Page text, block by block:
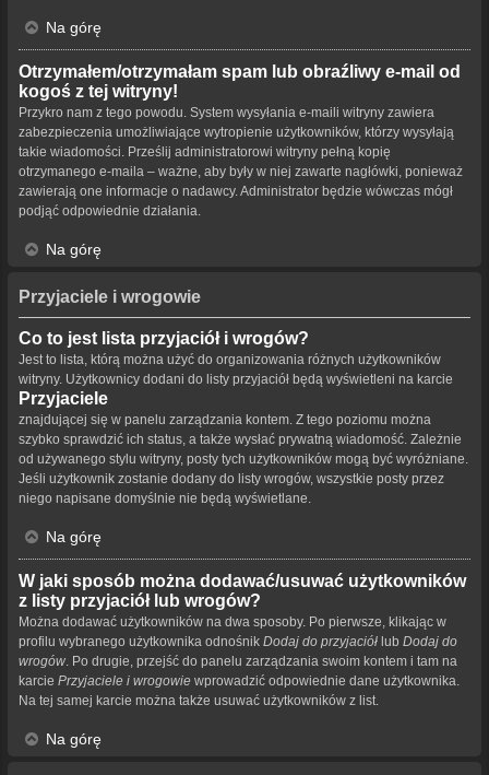
Na górę
Otrzymałem/otrzymałam spam lub obraźliwy e-mail od
kogoś z tej witryny!
Przykro nam z tego powodu. System wysyłania e-maili witryny zawiera
zabezpieczenia umożliwiające wytropienie użytkowników, którzy wysyłają
takie wiadomości. Prześlij administratorowi witryny pełną kopię
otrzymanego e-maila – ważne, aby były w niej zawarte nagłówki, ponieważ
zawierają one informacje o nadawcy. Administrator będzie wówczas mógł
podjąć odpowiednie działania.
Na górę
Przyjaciele i wrogowie
Co to jest lista przyjaciół i wrogów?
Jest to lista, którą można użyć do organizowania różnych użytkowników
witryny. Użytkownicy dodani do listy przyjaciół będą wyświetleni na karcie
Przyjaciele
znajdującej się w panelu zarządzania kontem. Z tego poziomu można
szybko sprawdzić ich status, a także wysłać prywatną wiadomość. Zależnie
od używanego stylu witryny, posty tych użytkowników mogą być wyróżniane.
Jeśli użytkownik zostanie dodany do listy wrogów, wszystkie posty przez
niego napisane domyślnie nie będą wyświetlane.
Na górę
W jaki sposób można dodawać/usuwać użytkowników
z listy przyjaciół lub wrogów?
Można dodawać użytkowników na dwa sposoby. Po pierwsze, klikając w
profilu wybranego użytkownika odnośnik Dodaj do przyjaciół lub Dodaj do
wrogów . Po drugie, przejść do panelu zarządzania swoim kontem i tam na
karcie Przyjaciele i wrogowie wprowadzić odpowiednie dane użytkownika.
Na tej samej karcie można także usuwać użytkowników z list.
Na górę